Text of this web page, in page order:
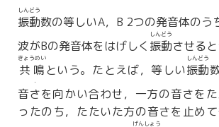
振動
しんどう
数の等しいA，B 2つの発音体のう
波がBの発音体をはげしく 振動
しんどう
させる
共鳴
きょうめい
という。たとえば，等しい振動
しんどう
音さ
・
を向かい合わせ，一方の音さを
ったのち，たたいた方の音さを止め
げんしょう